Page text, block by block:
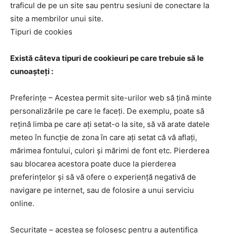
traficul de pe un site sau pentru sesiuni de conectare la
site a membrilor unui site.
Tipuri de cookies
Există câteva tipuri de cookieuri pe care trebuie să le
cunoașteți :
Preferințe – Acestea permit site-urilor web să țină minte
personalizările pe care le faceți. De exemplu, poate să
rețină limba pe care ați setat-o la site, să vă arate datele
meteo în funcție de zona în care ați setat că vă aflați,
mărimea fontului, culori și mărimi de font etc. Pierderea
sau blocarea acestora poate duce la pierderea
preferințelor și să vă ofere o experiență negativă de
navigare pe internet, sau de folosire a unui serviciu
online.
Securitate – acestea se folosesc pentru a autentifica